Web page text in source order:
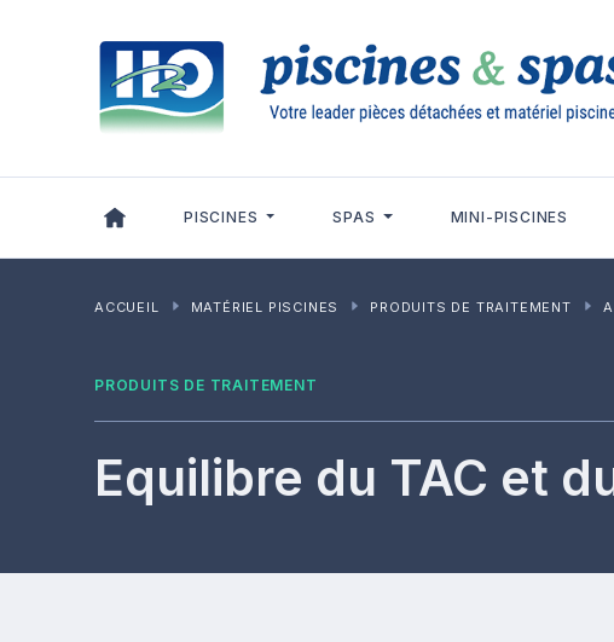
PISCINES SPAS MINI-PISCINES
ACCUEIL MATÉRIEL PISCINES PRODUITS DE TRAITEMENT
PRODUITS DE TRAITEMENT
Equilibre du TAC et